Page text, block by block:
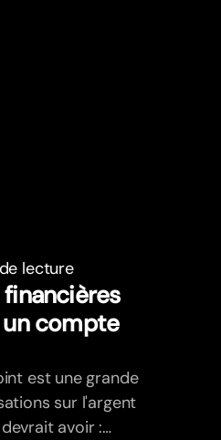
lecture
compte
est une grande
sur l'argent
avoir :